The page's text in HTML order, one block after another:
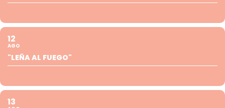
12
AGO
"LEÑA AL FUEGO"
13